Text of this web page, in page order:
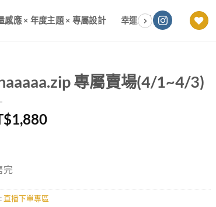
感應 × 年度主題 × 專屬設計 幸運色｜能量感應 × 色彩
專屬賣場(4/1~4/3)
1,880
完
直播下單專區